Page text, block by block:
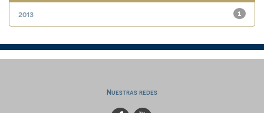
1
2013
Nuestras redes